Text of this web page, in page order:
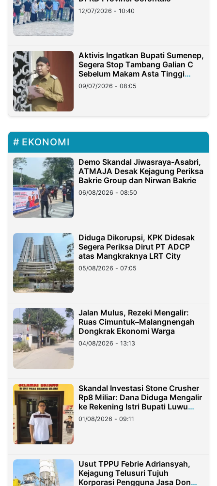
12/07/2026 - 10:40
Aktivis Ingatkan Bupati Sumenep,
Segera Stop Tambang Galian C
Sebelum Makam Asta Tinggi
Longsor
09/07/2026 - 08:05
EKONOMI
Demo Skandal Jiwasraya-Asabri,
ATMAJA Desak Kejagung Periksa
Bakrie Group dan Nirwan Bakrie
06/08/2026 - 08:50
Diduga Dikorupsi, KPK Didesak
Segera Periksa Dirut PT ADCP
atas Mangkraknya LRT City
05/08/2026 - 07:05
Jalan Mulus, Rezeki Mengalir:
Ruas Cimuntuk–Malangnengah
Dongkrak Ekonomi Warga
04/08/2026 - 13:13
Skandal Investasi Stone Crusher
Rp8 Miliar: Dana Diduga Mengalir
ke Rekening Istri Bupati Luwu
Timur
01/08/2026 - 09:11
Usut TPPU Febrie Adriansyah,
Kejagung Telusuri Tujuh
Korporasi Pengguna Jasa Don